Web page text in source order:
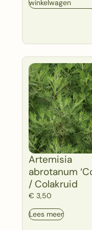
winkelwagen
Artemisia
abrotanum
/ Colakruid
€ 3,50
Lees meer